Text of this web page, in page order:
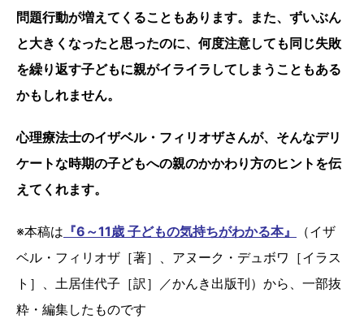
問題行動が増えてくることもあります。また、ずいぶん
と大きくなったと思ったのに、何度注意しても同じ失敗
を繰り返す子どもに親がイライラしてしまうこともある
かもしれません。
心理療法士のイザベル・フィリオザさんが、そんなデリ
ケートな時期の子どもへの親のかかわり方のヒントを伝
えてくれます。
※本稿は 『6～11歳 子どもの気持ちがわかる本』
（イザ
ベル・フィリオザ［著］、アヌーク・デュボワ［イラス
ト］、土居佳代子［訳］／かんき出版刊）から、一部抜
粋・編集したものです